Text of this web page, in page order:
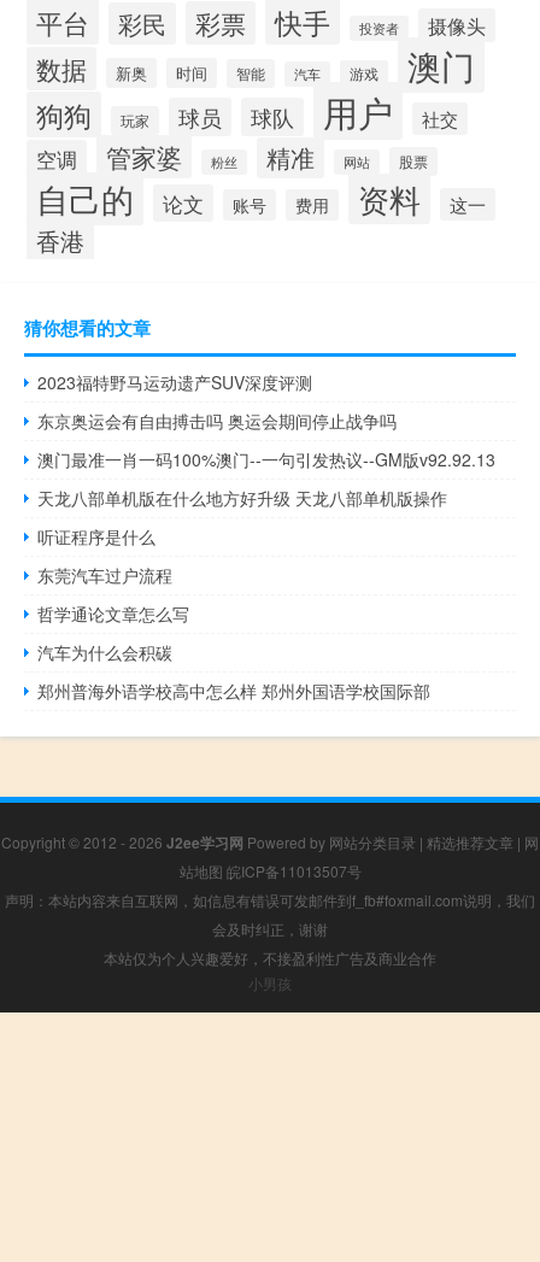
平台 彩民 彩票 快手 投资者 摄像头
数据 新奥 时间 智能 汽车 游戏 澳门
狗狗 玩家 球员 球队 用户 社交
空调 管家婆 粉丝 精准 网站 股票
自己的 论文 账号 费用 资料 这一
香港
猜你想看的文章
2023福特野马运动遗产SUV深度评测
东京奥运会有自由搏击吗 奥运会期间停止战争吗
澳门最准一肖一码100%澳门--一句引发热议--GM版v92.92.13
天龙八部单机版在什么地方好升级 天龙八部单机版操作
听证程序是什么
东莞汽车过户流程
哲学通论文章怎么写
汽车为什么会积碳
郑州普海外语学校高中怎么样 郑州外国语学校国际部
Copyright © 2012 - 2026 J2ee学习网 Powered by 网站分类目录 | 精选推荐文章 | 网
站地图 皖ICP备11013507号
声明：本站内容来自互联网，如信息有错误可发邮件到f_fb#foxmail.com说明，我们
会及时纠正，谢谢
本站仅为个人兴趣爱好，不接盈利性广告及商业合作
小男孩